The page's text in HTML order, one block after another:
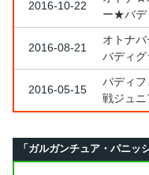
2016-10-22
ー★バデ
2016-08-21
オトナ
バディ
2016-05-15
バディフ
戦ジュ
「ガルガンチュア・パニッ